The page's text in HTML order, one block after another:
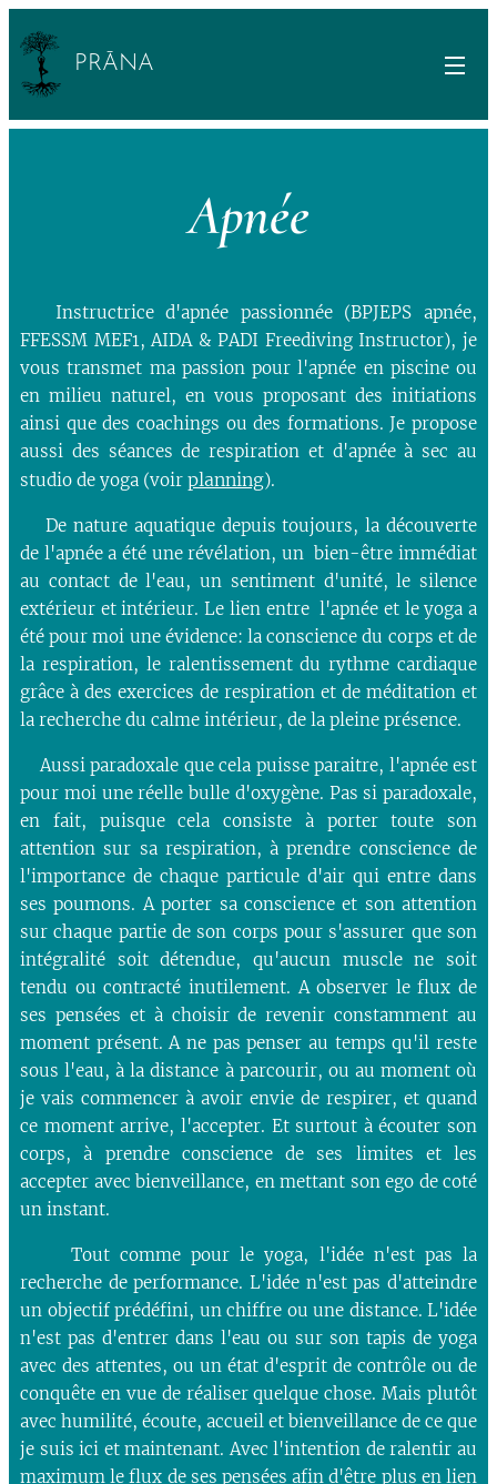
PRĀNA
Apnée
Instructrice d'apnée passionnée (BPJEPS apnée,
FFESSM MEF1, AIDA & PADI Freediving Instructor), je
vous transmet ma passion pour l'apnée en piscine ou
en milieu naturel, en vous proposant des initiations
ainsi que des coachings ou des formations. Je propose
aussi des séances de respiration et d'apnée à sec au
studio de yoga (voir planning).
De nature aquatique depuis toujours, la découverte
de l'apnée a été une révélation, un bien-être immédiat
au contact de l'eau, un sentiment d'unité, le silence
extérieur et intérieur. Le lien entre l'apnée et le yoga a
été pour moi une évidence: la conscience du corps et de
la respiration, le ralentissement du rythme cardiaque
grâce à des exercices de respiration et de méditation et
la recherche du calme intérieur, de la pleine présence.
Aussi paradoxale que cela puisse paraitre, l'apnée est
pour moi une réelle bulle d'oxygène. Pas si paradoxale,
en fait, puisque cela consiste à porter toute son
attention sur sa respiration, à prendre conscience de
l'importance de chaque particule d'air qui entre dans
ses poumons. A porter sa conscience et son attention
sur chaque partie de son corps pour s'assurer que son
intégralité soit détendue, qu'aucun muscle ne soit
tendu ou contracté inutilement. A observer le flux de
ses pensées et à choisir de revenir constamment au
moment présent. A ne pas penser au temps qu'il reste
sous l'eau, à la distance à parcourir, ou au moment où
je vais commencer à avoir envie de respirer, et quand
ce moment arrive, l'accepter. Et surtout à écouter son
corps, à prendre conscience de ses limites et les
accepter avec bienveillance, en mettant son ego de coté
un instant.
Tout comme pour le yoga, l'idée n'est pas la
recherche de performance. L'idée n'est pas d'atteindre
un objectif prédéfini, un chiffre ou une distance. L'idée
n'est pas d'entrer dans l'eau ou sur son tapis de yoga
avec des attentes, ou un état d'esprit de contrôle ou de
conquête en vue de réaliser quelque chose. Mais plutôt
avec humilité, écoute, accueil et bienveillance de ce que
je suis ici et maintenant. Avec l'intention de ralentir au
maximum le flux de ses pensées afin d'être plus en lien